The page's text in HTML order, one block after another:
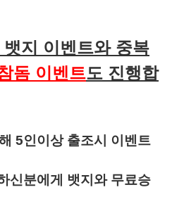
지 이벤트와 중복
돔 이벤트도 진행합
5인이상 출조시 이벤트
신분에게 뱃지와 무료승